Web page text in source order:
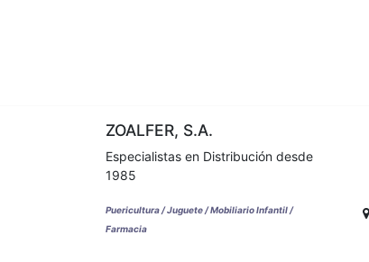
ZOALFER, S.A.
Especialistas en Distribución desde
1985
Puericultura / Juguete / Mobiliario Infantil /
Farmacia